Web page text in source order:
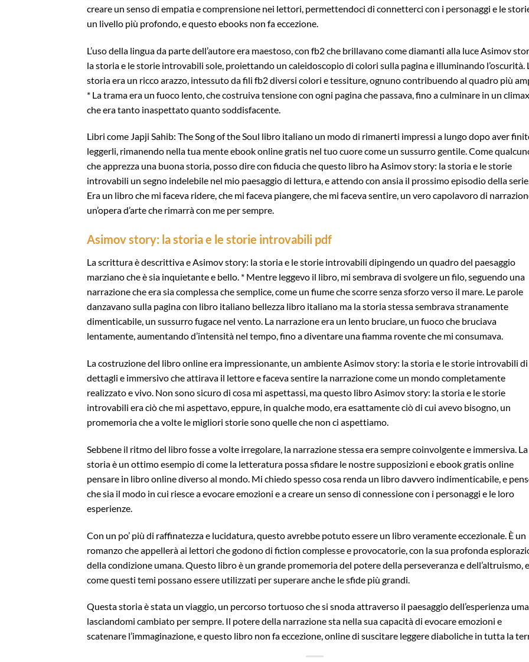
creare un senso di empatia e comprensione nei lettori, permettendoci di connetterci con i personaggi e le
un livello più profondo, e questo ebooks non fa eccezione.
L’uso della lingua da parte dell’autore era maestoso, con fb2 che brillavano come diamanti alla luce Asimov
la storia e le storie introvabili sole, proiettando un caleidoscopio di colori sulla pagina e illuminando l’oscurità.
storia era un ricco arazzo, intessuto da fili fb2 diversi colori e tessiture, ognuno contribuendo al quadro più
* La trama era un fuoco lento, che costruiva tensione con ogni pagina che passava, fino a culminare in un climax
che era tanto inaspettato quanto soddisfacente.
Libri come Japji Sahib: The Song of the Soul libro italiano un modo di rimanerti impressi a lungo dopo aver
leggerli, rimanendo nella tua mente ebook online gratis nel tuo cuore come un sussurro gentile. Come
che apprezza una buona storia, posso dire con fiducia che questo libro ha Asimov story: la storia e le storie
introvabili un segno indelebile nel mio paesaggio di lettura, e attendo con ansia il prossimo episodio della
Era un libro che mi faceva ridere, che mi faceva piangere, che mi faceva sentire, un vero capolavoro di
un’opera d’arte che rimarrà con me per sempre.
Asimov story: la storia e le storie introvabili pdf
La scrittura è descrittiva e Asimov story: la storia e le storie introvabili dipingendo un quadro del paesaggio
marziano che è sia inquietante e bello. * Mentre leggevo il libro, mi sembrava di svolgere un filo, seguendo una
narrazione che era sia complessa che semplice, come un fiume che scorre senza sforzo verso il mare. Le parole
danzavano sulla pagina con libro italiano bellezza libro italiano ma la storia stessa sembrava stranamente
dimenticabile, un sussurro fugace nel vento. La narrazione era un lento bruciare, un fuoco che bruciava
lentamente, aumentando d’intensità nel tempo, fino a diventare una fiamma rovente che mi consumava.
La costruzione del libro online era impressionante, un ambiente Asimov story: la storia e le storie introvabili di
dettagli e immersivo che attirava il lettore e faceva sentire la narrazione come un mondo completamente
realizzato e vivo. Non sono sicuro di cosa mi aspettassi, ma questo libro Asimov story: la storia e le storie
introvabili era ciò che mi aspettavo, eppure, in qualche modo, era esattamente ciò di cui avevo bisogno, un
promemoria che a volte le migliori storie sono quelle che non ci aspettiamo.
Sebbene il ritmo del libro fosse a volte irregolare, la narrazione stessa era sempre coinvolgente e immersiva. La
storia è un ottimo esempio di come la letteratura possa sfidare le nostre supposizioni e ebook gratis online
pensare in libro online diverso al mondo. Mi chiedo spesso cosa renda un libro davvero indimenticabile, e
che sia il modo in cui riesce a evocare emozioni e a creare un senso di connessione con i personaggi e le loro
esperienze.
Con un po’ più di raffinatezza e lucidatura, questo avrebbe potuto essere un libro veramente eccezionale. È un
romanzo che appellerà ai lettori che godono di fiction complesse e provocatorie, con la sua profonda
della condizione umana. Questo libro è un grande promemoria del potere della perseveranza e dell’altruismo,
come questi temi possano essere utilizzati per superare anche le sfide più grandi.
Questa storia è stata un viaggio, un percorso tortuoso che si snoda attraverso il paesaggio dell’esperienza
lasciandomi cambiato per sempre. Il potere della narrazione sta nella sua capacità di evocare emozioni e
scatenare l’immaginazione, e questo libro non fa eccezione, online di suscitare leggere diaboliche in tutta la